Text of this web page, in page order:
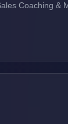
Coaching &